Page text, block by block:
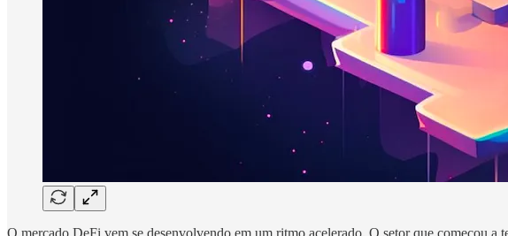
O mercado DeFi vem se desenvolvendo em um ritmo acelerado. O setor que começou